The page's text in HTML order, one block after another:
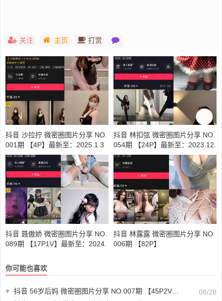
关注 主页 打赏
抖音 沙拉拧 微密圈图片分享 NO.
001期 【4P】最新至：2025.1.3
抖音 林扣弦 微密圈图片分享 NO.
054期 【24P】最新至：2023.12.
26
抖音 聂傲娇 微密圈图片分享 NO.
089期 【17P1V】最新至：2024.
抖音 林露露 微密圈图片分享 NO.
006期 【82P】
你可能也喜欢
♥ 抖音 56岁后妈 微密圈图片分享 NO.007期 【45P2V】最新至：2024.8.24
08/28